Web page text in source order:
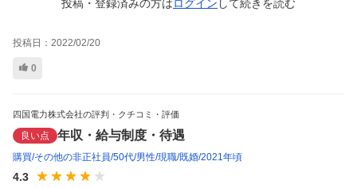
投稿・登録済みの方は ログイン して続きを読む
投稿日： 2022/02/20
0
四国電力株式会社の評判・クチコミ・評価
良い点 年収・給与制度・待遇
購買 その他の非正社員 50代 男性 現職 既婚 2021年頃
4.3